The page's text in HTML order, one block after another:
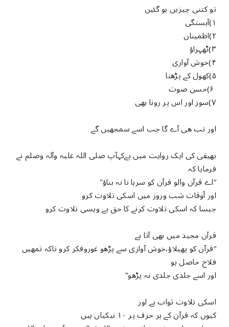
تو کتنی چیزیں ہو گئیں
۱)آہستگی
۲)اطمینان
۳)ٹھہراؤ
۴)خوش آوازی
۵)کھول کے پڑھنا
۷)سوز اور اس پر رونا بھی
اور تب ھی آے گا جب اسے سمجھیں گے
بھیقی کی ایک روایت میں ہےکہآپ صلی اللہ علیہ وآلہ وصلم نے
فرمایا کہ
“اے قرآن والو قرآن کو سرہا نا نہ بناؤ"
اور أوقات شب وروز میں اسکی تلاوت کرو
جیسا کہ اسکی تلاوت کرنے کا حق ہے ویسی تلاوت کرو
قرآن مجید میں بھی آتا ہے
“قرآن کو پھیلاؤ،خوش آوازی سے پڑھو غوروفکر کرو تاکہ تمھیں
فلاح حاصل ہو
اور اسے جلدی جلدی نہ پڑھو”
اسکی تلاوت ثواب ہے اور
کیوں کہ قرآن کے ہر حرف پر ۱۰ نیکیاں ہیں